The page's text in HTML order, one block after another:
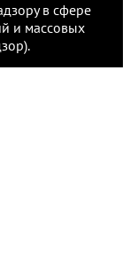
в сфере
и массовых